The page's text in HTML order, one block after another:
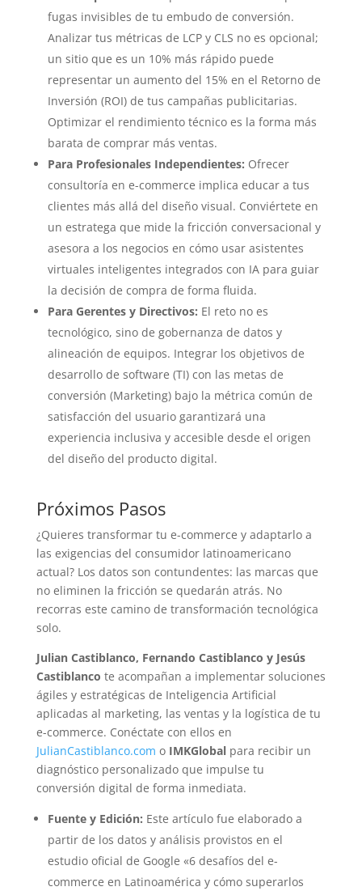
fugas invisibles de tu embudo de conversión.
Analizar tus métricas de LCP y CLS no es opcional;
un sitio que es un 10% más rápido puede
representar un aumento del 15% en el Retorno de
Inversión (ROI) de tus campañas publicitarias.
Optimizar el rendimiento técnico es la forma más
barata de comprar más ventas.
Para Profesionales Independientes: Ofrecer
consultoría en e-commerce implica educar a tus
clientes más allá del diseño visual. Conviértete en
un estratega que mide la fricción conversacional y
asesora a los negocios en cómo usar asistentes
virtuales inteligentes integrados con IA para guiar
la decisión de compra de forma fluida.
Para Gerentes y Directivos: El reto no es
tecnológico, sino de gobernanza de datos y
alineación de equipos. Integrar los objetivos de
desarrollo de software (TI) con las metas de
conversión (Marketing) bajo la métrica común de
satisfacción del usuario garantizará una
experiencia inclusiva y accesible desde el origen
del diseño del producto digital.
Próximos Pasos
¿Quieres transformar tu e-commerce y adaptarlo a
las exigencias del consumidor latinoamericano
actual? Los datos son contundentes: las marcas que
no eliminen la fricción se quedarán atrás. No
recorras este camino de transformación tecnológica
solo.
Julian Castiblanco, Fernando Castiblanco y Jesús
Castiblanco te acompañan a implementar soluciones
ágiles y estratégicas de Inteligencia Artificial
aplicadas al marketing, las ventas y la logística de tu
e-commerce. Conéctate con ellos en
JulianCastiblanco.com o IMKGlobalpara recibir un
diagnóstico personalizado que impulse tu
conversión digital de forma inmediata.
Fuente y Edición: Este artículo fue elaborado a
partir de los datos y análisis provistos en el
estudio oficial de Google «6 desafíos del e-
commerce en Latinoamérica y cómo superarlos